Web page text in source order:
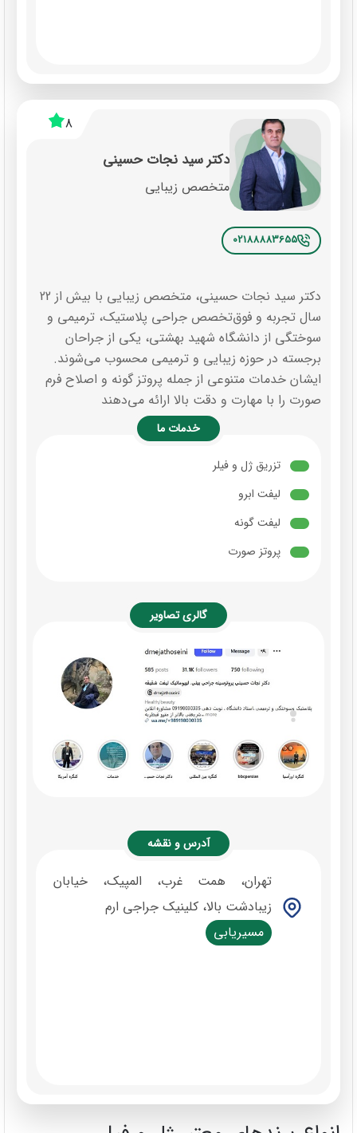
8
دکتر سید نجات حسینی
متخصص زیبایی
02188883655
دکتر سید نجات حسینی، متخصص زیبایی با بیش از 22
سال تجربه و فوق‌تخصص جراحی پلاستیک، ترمیمی و
سوختگی از دانشگاه شهید بهشتی، یکی از جراحان
برجسته در حوزه زیبایی و ترمیمی محسوب می‌شوند.
ایشان خدمات متنوعی از جمله پروتز گونه و اصلاح فرم
صورت را با مهارت و دقت بالا ارائه می‌دهند
خدمات ما
تزریق ژل و فیلر
لیفت ابرو
لیفت گونه
پروتز صورت
گالری تصاویر
آدرس و نقشه
تهران، همت غرب، المپیک، خیابان
زیبادشت بالا، کلینیک جراجی ارم
مسیریابی